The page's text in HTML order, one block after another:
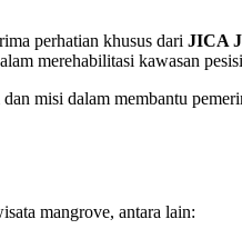
perhatian khusus dari JICA
merehabilitasi kawasan
misi dalam membantu
mangrove, antara lain: